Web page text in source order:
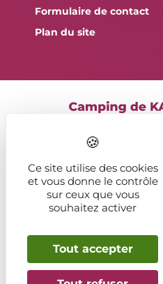
Formulaire de contact
Plan du site
Ce site utilise des cookies
et vous donne le contrôle
sur ceux que vous
souhaitez activer
Tout accepter